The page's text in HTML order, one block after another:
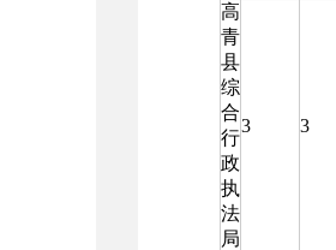
高
青
县
综
合
行
政
执
法
局
3 3